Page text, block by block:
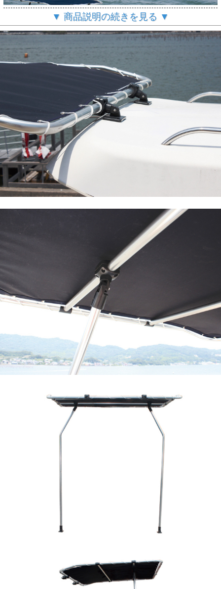
さまざまなボートに対応! 頑丈なデッキトップ（L）
マリングレードのアルミパイプとナイロンパーツで構成され
る丈夫なデッキトップ。
オーニングシートは、撥水加工を施したヘビーデューティー
生地を採用。
デッキ取付幅：～約2650mm
※デッキ取付用ネジ（ベースマウント）は付属していませ
ん。
※取付ネジ穴（φ6.5mm）に合うネジをご用意ください。
S、Mも販売中です
↓詳細は、舵オンラインの記事をチェック↓
▼ 商品説明の続きを見る ▼